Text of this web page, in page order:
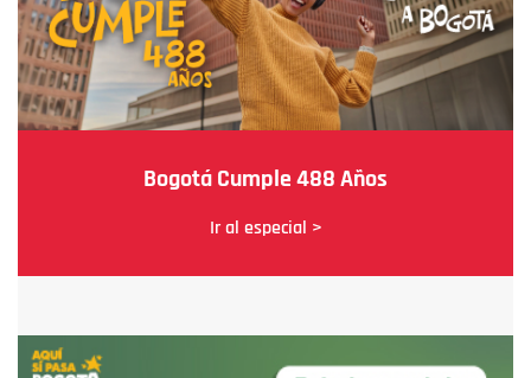
Bogotá Cumple 488 Años
Ir al especial >